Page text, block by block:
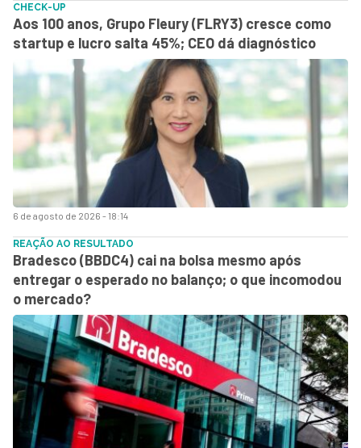
6 de agosto de 2026 - 18:14
CHECK-UP
Aos 100 anos, Grupo Fleury (FLRY3) cresce como
startup e lucro salta 45%; CEO dá diagnóstico
REAÇÃO AO RESULTADO
Bradesco (BBDC4) cai na bolsa mesmo após
entregar o esperado no balanço; o que incomodou
o mercado?